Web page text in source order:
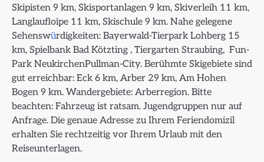
Skipisten 9 km, Skisportanlagen 9 km, Skiverleih 11 km,
Langlaufloipe 11 km, Skischule 9 km. Nahe gelegene
Sehenswürdigkeiten: Bayerwald-Tierpark Lohberg 15
km, Spielbank Bad Kötzting , Tiergarten Straubing, Fun-
Park NeukirchenPullman-City. Berühmte Skigebiete sind
gut erreichbar: Eck 6 km, Arber 29 km, Am Hohen
Bogen 9 km. Wandergebiete: Arberregion. Bitte
beachten: Fahrzeug ist ratsam. Jugendgruppen nur auf
Anfrage. Die genaue Adresse zu Ihrem Feriendomizil
erhalten Sie rechtzeitig vor Ihrem Urlaub mit den
Reiseunterlagen.